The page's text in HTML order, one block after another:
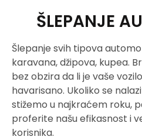
ŠLEPANJE
Šlepanje svih tipova
karavana, džipova, kupea.
bez obzira da li je vaše
havarisano. Ukoliko se
stižemo u najkraćem roku,
proferite našu efikasnost i
korisnika.